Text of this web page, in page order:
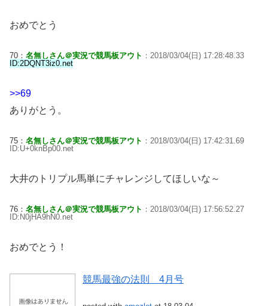
おめでとう
70： 名無しさん＠実況で競馬板アウト ：2018/03/04(日) 17:28:48.33
ID:2DQNT3iz0.net
>>69
ありがとう。
75： 名無しさん＠実況で競馬板アウト ：2018/03/04(日) 17:42:31.69
ID:U+0knBp00.net
大井のトリプル馬単にチャレンジしてほしいな～
76： 名無しさん＠実況で競馬板アウト ：2018/03/04(日) 17:56:52.27
ID:N0jHA9hN0.net
おめでとう！
競馬最強の法則 4月号